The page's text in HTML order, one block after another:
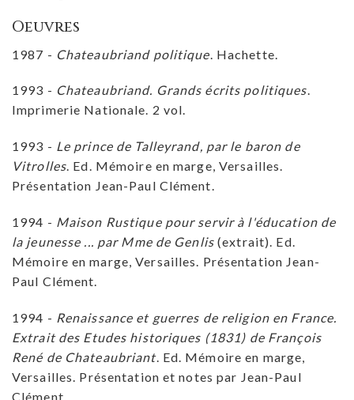
Oeuvres
1987 - Chateaubriand politique . Hachette.
1993 - Chateaubriand. Grands écrits politiques.
Imprimerie Nationale. 2 vol.
1993 - Le prince de Talleyrand, par le baron de
Vitrolles. Ed. Mémoire en marge, Versailles.
Présentation Jean-Paul Clément.
1994 - Maison Rustique pour servir à l'éducation de
la jeunesse ... par Mme de Genlis(extrait). Ed.
Mémoire en marge, Versailles. Présentation Jean-
Paul Clément.
1994 - Renaissance et guerres de religion en France.
Extrait des Etudes historiques (1831) de François
René de Chateaubriant. Ed. Mémoire en marge,
Versailles. Présentation et notes par Jean-Paul
Clément.